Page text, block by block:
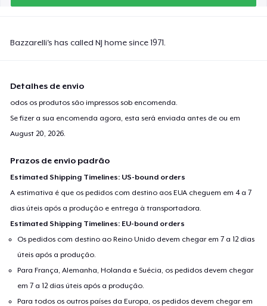
Bazzarelli's has called NJ home since 1971.
Detalhes de envio
odos os produtos são impressos sob encomenda.
Se fizer a sua encomenda agora, esta será enviada antes de ou em
August 20, 2026.
Prazos de envio padrão
Estimated Shipping Timelines: US-bound orders
A estimativa é que os pedidos com destino aos EUA cheguem em 4 a 7
dias úteis após a produção e entrega à transportadora.
Estimated Shipping Timelines: EU-bound orders
Os pedidos com destino ao Reino Unido devem chegar em 7 a 12 dias
úteis após a produção.
Para França, Alemanha, Holanda e Suécia, os pedidos devem chegar
em 7 a 12 dias úteis após a produção.
Para todos os outros países da Europa, os pedidos devem chegar em